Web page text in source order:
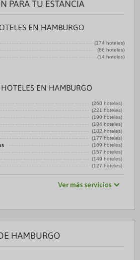
PARA TU ESTANCIA
EN HAMBURGO
(174 hoteles)
(86 hoteles)
(14 hoteles)
EN HAMBURGO
(260 hoteles)
(221 hoteles)
(190 hoteles)
(184 hoteles)
(182 hoteles)
(177 hoteles)
(169 hoteles)
(157 hoteles)
(149 hoteles)
(127 hoteles)
Ver más servicios
HAMBURGO